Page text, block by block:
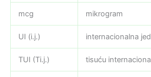
mcg mikrogram
UI (i.j.) internacionalna
TUI (Ti.j.) tisuću